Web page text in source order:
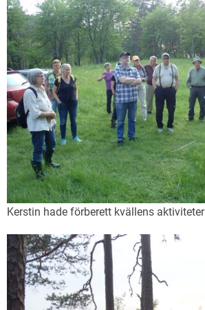
Kerstin hade förberett kvällens aktiviteter